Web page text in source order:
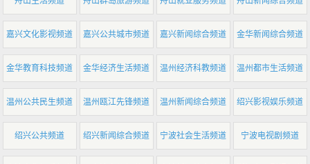
嘉兴文化影视频道 嘉兴公共城市频道 嘉兴新闻综合频道 金华新闻综合频道
金华教育科技频道 金华经济生活频道 温州经济科教频道 温州都市生活频道
温州公共民生频道 温州瓯江先锋频道 温州新闻综合频道 绍兴影视娱乐频道
绍兴公共频道 绍兴新闻综合频道 宁波社会生活频道 宁波电视剧频道